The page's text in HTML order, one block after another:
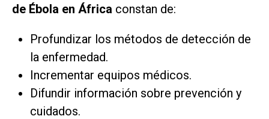
de Ébola en África constan de:
Profundizar los métodos de detección de
la enfermedad.
Incrementar equipos médicos.
Difundir información sobre prevención y
cuidados.